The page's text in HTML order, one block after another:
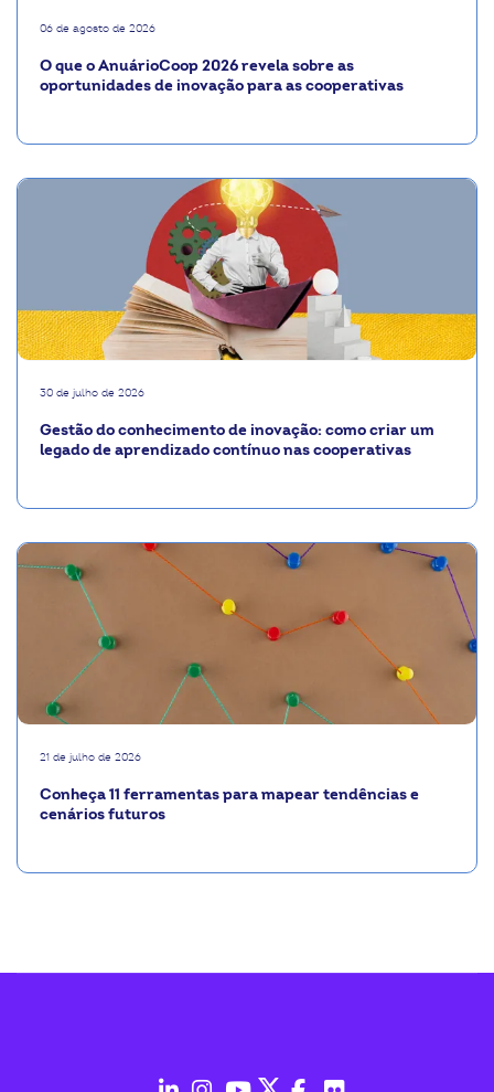
06 de agosto de 2026
O que o AnuárioCoop 2026 revela sobre as
oportunidades de inovação para as cooperativas
30 de julho de 2026
Gestão do conhecimento de inovação: como criar um
legado de aprendizado contínuo nas cooperativas
21 de julho de 2026
Conheça 11 ferramentas para mapear tendências e
cenários futuros